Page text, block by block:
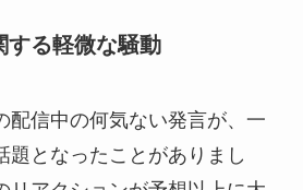
する軽微な騒動
配信中の何気ない発言が、一
題となったことがありまし